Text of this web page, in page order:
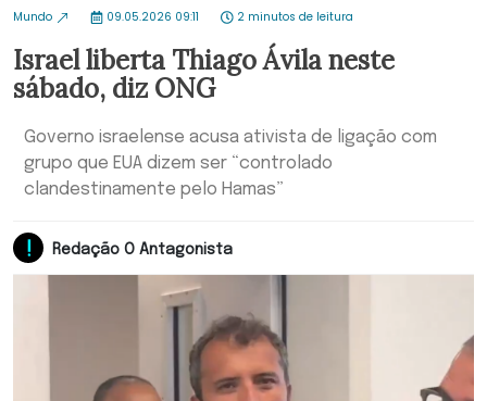
Mundo 09.05.2026 09:11 2 minutos de leitura
Israel liberta Thiago Ávila neste
sábado, diz ONG
Governo israelense acusa ativista de ligação com
grupo que EUA dizem ser “controlado
clandestinamente pelo Hamas”
Redação O Antagonista